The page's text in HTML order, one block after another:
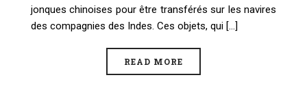
jonques chinoises pour être transférés sur les navires
des compagnies des Indes. Ces objets, qui [...]
READ MORE